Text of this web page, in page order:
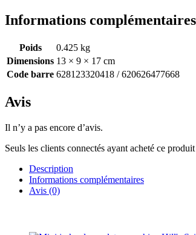
Informations complémentaires
Poids
0.425 kg
Dimensions 13 × 9 × 17 cm
Code barre 628123320418 / 620626477668
Avis
Il n’y a pas encore d’avis.
Seuls les clients connectés ayant acheté ce
Description
Informations complémentaires
Avis (0)